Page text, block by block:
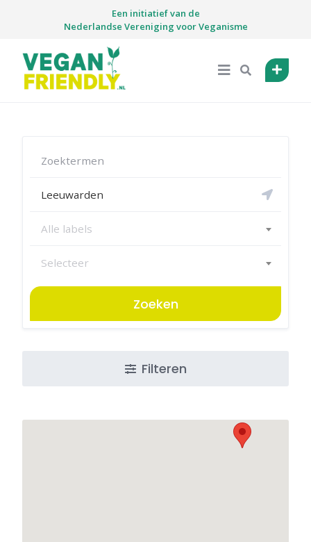
Een initiatief van de
Nederlandse Vereniging voor Veganisme
Alle labels
Selecteer
Zoeken
Filteren